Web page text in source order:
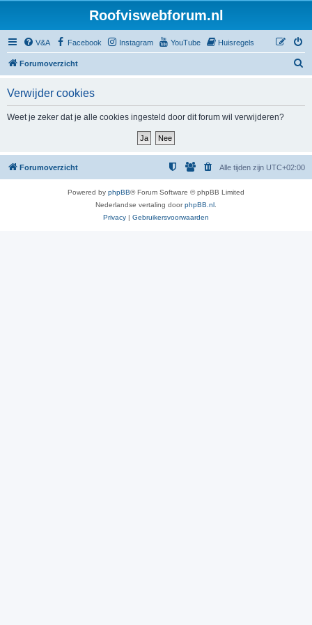
Roofviswebforum.nl
V&A Facebook Instagram YouTube Huisregels
Forumoverzicht
Verwijder cookies
Weet je zeker dat je alle cookies ingesteld door dit forum wil verwijderen?
Forumoverzicht Alle tijden zijn UTC+02:00
Powered by phpBB® Forum Software © phpBB Limited
Nederlandse vertaling doorphpBB.nl
Privacy | Gebruikersvoorwaarden